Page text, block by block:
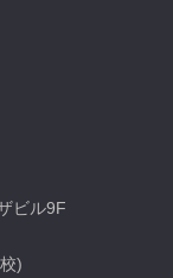
ビル9F
)